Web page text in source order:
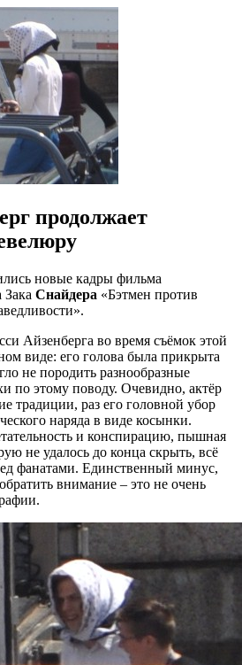
продолжает
новые кадры фильма
Зака Снайдера «Бэтмен против
Айзенберга во время съёмок этой
виде: его голова была прикрыта
не породить разнообразные
по этому поводу. Очевидно, актёр
традиции, раз его головной убор
наряда в виде косынки.
и конспирацию, пышная
не удалось до конца скрыть, всё
фанатами. Единственный минус,
внимание – это не очень